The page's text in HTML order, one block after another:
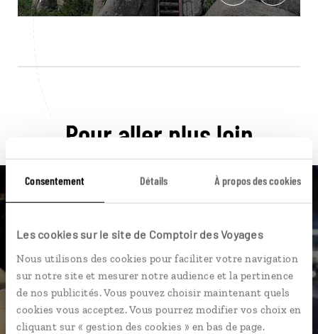
Consentement Détails À propos des cookies
Les cookies sur le site de Comptoir des Voyages
Nous utilisons des cookies pour faciliter votre navigation
sur notre site et mesurer notre audience et la pertinence
de nos publicités. Vous pouvez choisir maintenant quels
cookies vous acceptez. Vous pourrez modifier vos choix en
cliquant sur « gestion des cookies » en bas de page.
Pour aller plus loin
Nos 15 idées de voyage
Japon